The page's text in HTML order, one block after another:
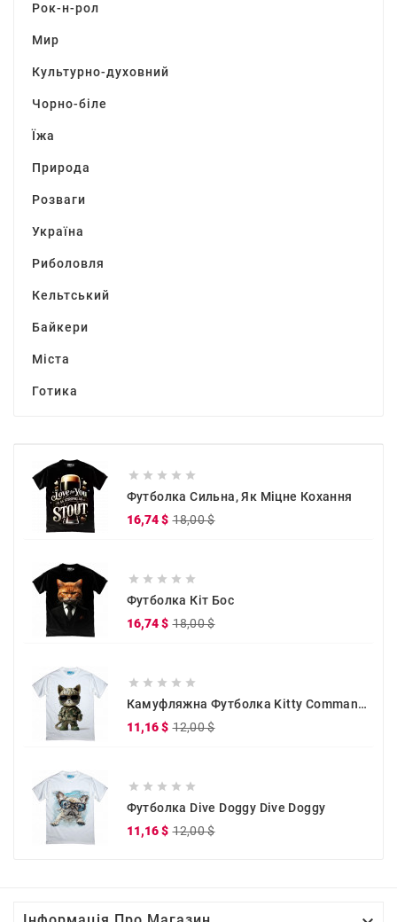
Рок-н-рол
Мир
Культурно-духовний
Чорно-біле
Їжа
Природа
Розваги
Україна
Риболовля
Кельтський
Байкери
Міста
Готика
    
Футболка Сильна, Як Міцне Кохання
16,74 $ 18,00 $
    
Футболка Кіт Бос
16,74 $ 18,00 $
    
Камуфляжна Футболка Kitty Commander
11,16 $ 12,00 $
    
Футболка Dive Doggy Dive Doggy
11,16 $ 12,00 $